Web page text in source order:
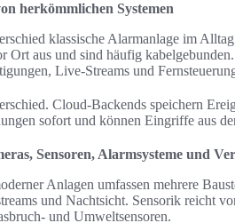
herkömmlichen Systemen
klassische Alarmanlage im
Ort aus und sind häufig
Live-Streams und
Cloud-Backends speichern
sofort und können Eingriffe aus
Sensoren, Alarmsysteme und
Anlagen umfassen mehrere
und Nachtsicht. Sensorik reicht
und Umweltsensoren.